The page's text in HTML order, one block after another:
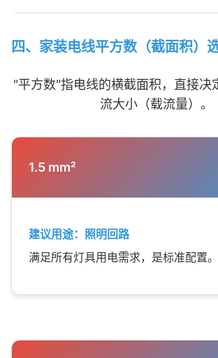
四、家装电线平方数（截面积）
"平方数"指电线的横截面积，直接决
流大小（载流量）。
1.5 mm²
建议用途：照明回路
满足所有灯具用电需求，是标准配置。